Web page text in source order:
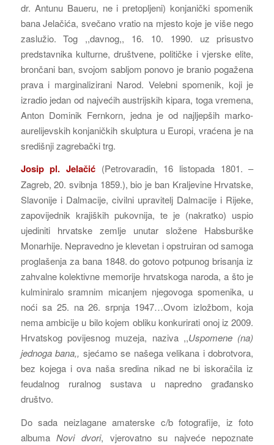
dr. Antunu Baueru, ne i pretopljeni) konjanički spomenik
bana Jelačića, svečano vratio na mjesto koje je više nego
zaslužio. Tog ,,davnog,, 16. 10. 1990. uz prisustvo
predstavnika kulturne, društvene, političke i vjerske elite,
brončani ban, svojom sabljom ponovo je branio pogažena
prava i marginalizirani Narod. Velebni spomenik, koji je
izradio jedan od najvećih austrijskih kipara, toga vremena,
Anton Dominik Fernkorn, jedna je od najljepših marko-
aurelijevskih konjaničkih skulptura u Europi, vraćena je na
središnji zagrebački trg.
Josip pl. Jelačić(Petrovaradin, 16 listopada 1801. –
Zagreb, 20. svibnja 1859.), bio je ban Kraljevine Hrvatske,
Slavonije i Dalmacije, civilni upravitelj Dalmacije i Rijeke,
zapovijednik krajiških pukovnija, te je (nakratko) uspio
ujediniti hrvatske zemlje unutar složene Habsburške
Monarhije. Nepravedno je klevetan i opstruiran od samoga
proglašenja za bana 1848. do gotovo potpunog brisanja iz
zahvalne kolektivne memorije hrvatskoga naroda, a što je
kulminiralo sramnim micanjem njegovoga spomenika, u
noći sa 25. na 26. srpnja 1947…Ovom izložbom, koja
nema ambicije u bilo kojem obliku konkurirati onoj iz 2009.
Hrvatskog povijesnog muzeja, naziva ,,Uspomene (na)
jednoga bana,, sjećamo se našega velikana i dobrotvora,
bez kojega i ova naša sredina nikad ne bi iskoračila iz
feudalnog ruralnog sustava u napredno građansko
društvo.
Do sada neizlagane amaterske c/b fotografije, iz foto
albumaNovi dvori, vjerovatno su najveće nepoznate